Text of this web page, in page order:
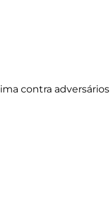
contra adversários